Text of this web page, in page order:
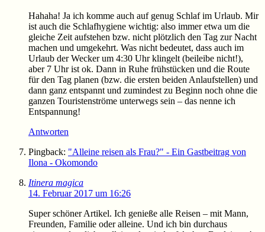
Hahaha! Ja ich komme auch auf genug Schlaf im Urlaub. Mir
ist auch die Schlafhygiene wichtig: also immer etwa um die
gleiche Zeit aufstehen bzw. nicht plötzlich den Tag zur Nacht
machen und umgekehrt. Was nicht bedeutet, dass auch im
Urlaub der Wecker um 4:30 Uhr klingelt (beileibe nicht!),
aber 7 Uhr ist ok. Dann in Ruhe frühstücken und die Route
für den Tag planen (bzw. die ersten beiden Anlaufstellen) und
dann ganz entspannt und zumindest zu Beginn noch ohne die
ganzen Touristenströme unterwegs sein – das nenne ich
Entspannung!
Antworten
Pingback: "Alleine reisen als Frau?" - Ein Gastbeitrag von
Ilona - Okomondo
Itinera magica
14. Februar 2017 um 16:26
Super schöner Artikel. Ich genieße alle Reisen – mit Mann,
Freunden, Familie oder alleine. Und ich bin durchaus